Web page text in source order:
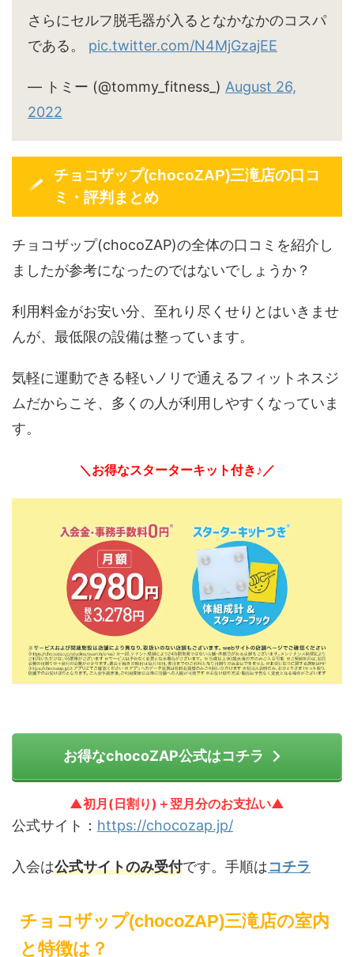
さらにセルフ脱毛器が入るとなかなかのコスパ
である。 pic.twitter.com/N4MjGzajEE
— トミー (@tommy_fitness_) August 26,
2022
チョコザップ(chocoZAP)三滝店の口コ
ミ・評判まとめ
チョコザップ(chocoZAP)の全体の口コミを紹介し
ましたが参考になったのではないでしょうか？
利用料金がお安い分、至れり尽くせりとはいきませ
んが、最低限の設備は整っています。
気軽に運動できる軽いノリで通えるフィットネスジ
ムだからこそ、多くの人が利用しやすくなっていま
す。
＼お得なスターターキット付き♪／
お得なchocoZAP公式はコチラ
▲初月(日割り)＋翌月分のお支払い▲
公式サイト： https://chocozap.jp/
入会は公式サイトのみ受付です。手順はコチラ
チョコザップ(chocoZAP)三滝店の室内
と特徴は？